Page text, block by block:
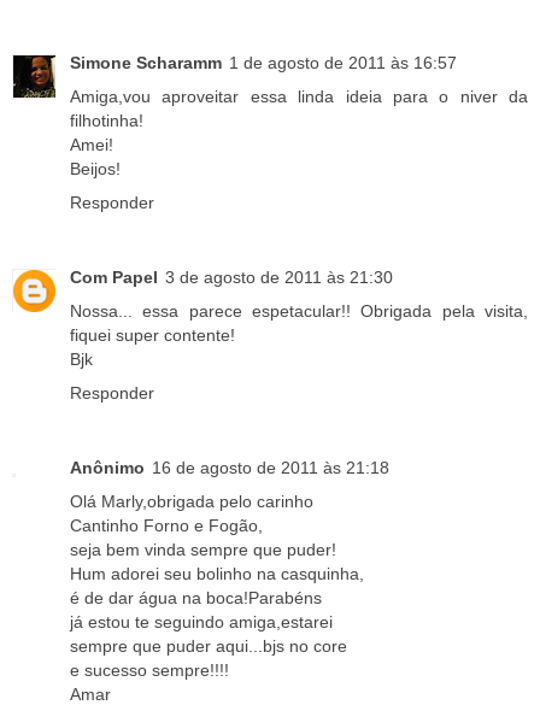
Simone Scharamm 1 de agosto de 2011 às 16:57
Amiga,vou aproveitar essa linda ideia para o niver da
filhotinha!
Amei!
Beijos!
Responder
Com Papel 3 de agosto de 2011 às 21:30
Nossa... essa parece espetacular!! Obrigada pela visita,
fiquei super contente!
Bjk
Responder
Anônimo 16 de agosto de 2011 às 21:18
Olá Marly,obrigada pelo carinho
Cantinho Forno e Fogão,
seja bem vinda sempre que puder!
Hum adorei seu bolinho na casquinha,
é de dar água na boca!Parabéns
já estou te seguindo amiga,estarei
sempre que puder aqui...bjs no core
e sucesso sempre!!!!
Amar